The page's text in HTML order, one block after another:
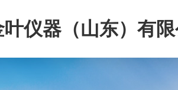
叶仪器（山东）有